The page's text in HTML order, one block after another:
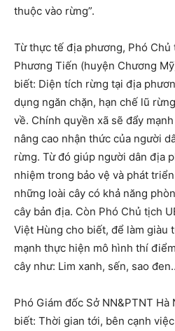
thuộc vào rừng”.
Từ thực tế địa phương, Phó Chủ
Phương Tiến (huyện Chương
biết: Diện tích rừng tại địa
dụng ngăn chặn, hạn chế lũ
về. Chính quyền xã sẽ đẩy
nâng cao nhận thức của người
rừng. Từ đó giúp người dân địa
nhiệm trong bảo vệ và phát
những loài cây có khả năng
cây bản địa. Còn Phó Chủ tịch
Việt Hùng cho biết, để làm giàu
mạnh thực hiện mô hình thí
cây như: Lim xanh, sến, sao
Phó Giám đốc Sở NN&PTNT
biết: Thời gian tới, bên cạnh